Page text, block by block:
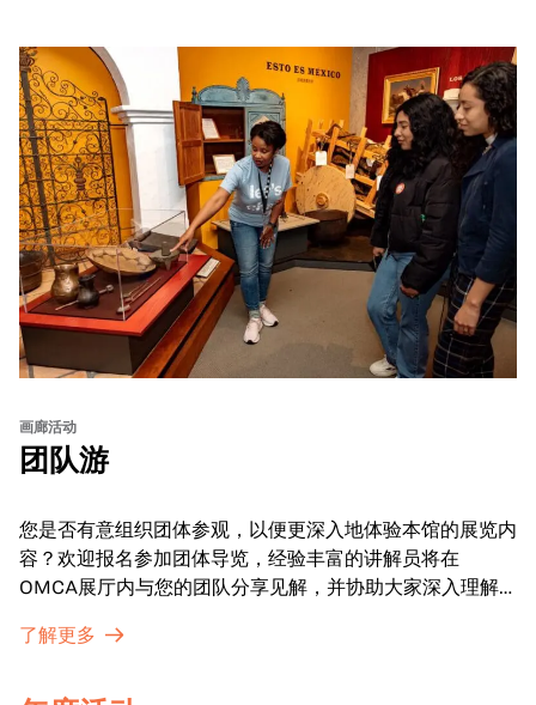
画廊活动
团队游
您是否有意组织团体参观，以便更深入地体验本馆的展览内
容？欢迎报名参加团体导览，经验丰富的讲解员将在
OMCA展厅内与您的团队分享见解，并协助大家深入理解
了解更多